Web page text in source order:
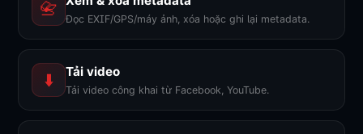
📇 Đọc EXIF/GPS/máy ảnh, xóa hoặc ghi lại metadata.
⬇️ Tải video
Tải video công khai từ Facebook, YouTube.